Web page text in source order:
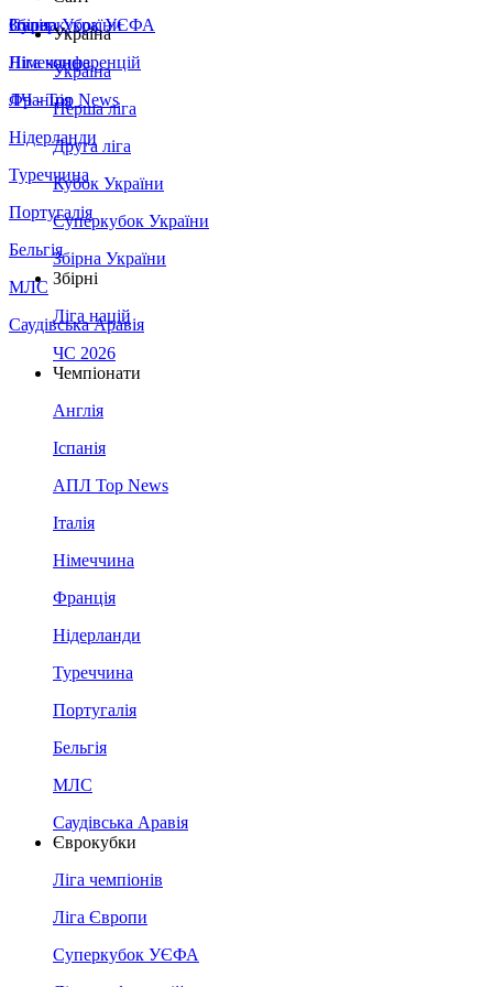
Збірна України
Італія
Німеччина
Франція
Нідерланди
Туреччина
Португалія
Бельгія
МЛС
Саудівська Аравія
Суперкубок УЄФА
Ліга конференцій
ЛЧ - Top News
Україна
Україна
Перша ліга
Друга ліга
Кубок України
Суперкубок України
Збірна України
Збірні
Ліга націй
ЧС 2026
Чемпіонати
Англія
Іспанія
АПЛ Top News
Італія
Німеччина
Франція
Нідерланди
Туреччина
Португалія
Бельгія
МЛС
Саудівська Аравія
Єврокубки
Ліга чемпіонів
Ліга Європи
Суперкубок УЄФА